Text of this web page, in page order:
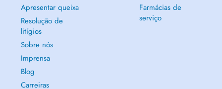
Apresentar queixa
Resolução de
litígios
Sobre nós
Imprensa
Blog
Carreiras
Farmácias de
serviço